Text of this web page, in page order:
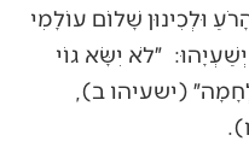
וּלְכִינוּן שָׁלוֹם עוֹלָמִי
״לֹא יִשָּׂא גוֹי
(ישעיהו ב),